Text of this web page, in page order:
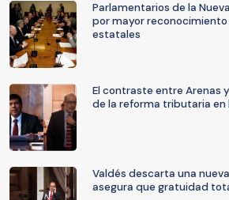
Parlamentarios de la
por mayor
estatales
El contraste entre Arenas
de la reforma tributaria en
Valdés descarta una
asegura que gratuidad